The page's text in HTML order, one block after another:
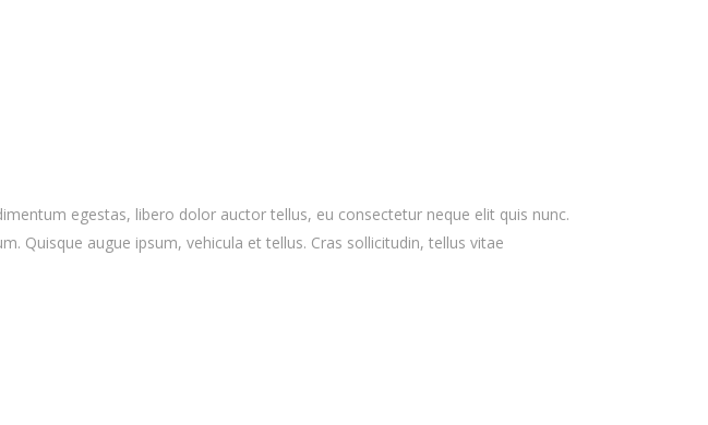
egestas, libero dolor auctor tellus, eu consectetur neque elit quis nunc.
Quisque augue ipsum, vehicula et tellus. Cras sollicitudin, tellus vitae